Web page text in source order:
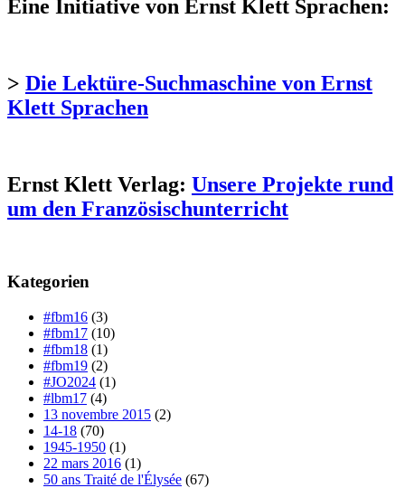
Eine Initiative von Ernst Klett Sprachen:
> Die Lektüre-Suchmaschine von Ernst
Klett Sprachen
Ernst Klett Verlag: Unsere Projekte rund
um den Französischunterricht
Kategorien
#fbm16 (3)
#fbm17 (10)
#fbm18 (1)
#fbm19 (2)
#JO2024 (1)
#lbm17 (4)
13 novembre 2015 (2)
14-18 (70)
1945-1950 (1)
22 mars 2016 (1)
50 ans Traité de l'Élysée (67)